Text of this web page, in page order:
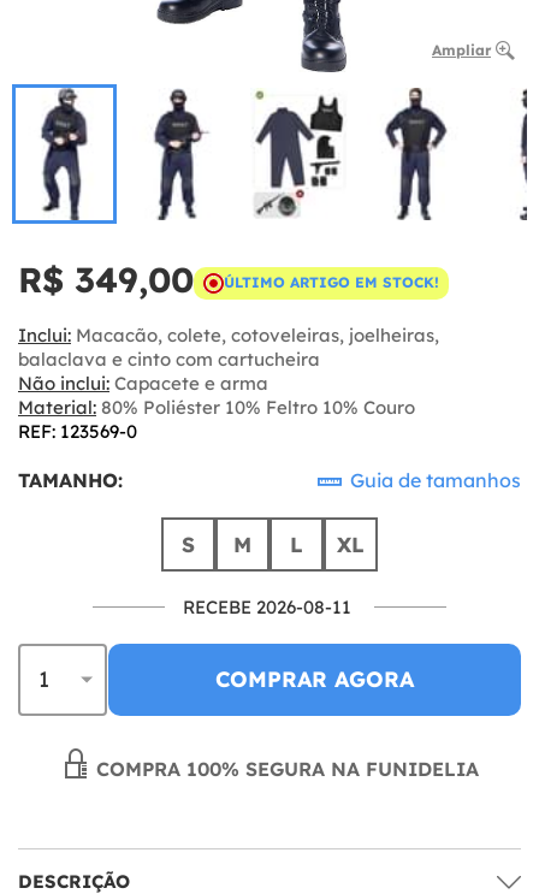
Ampliar
R$ 349,00 ÚLTIMO ARTIGO EM STOCK!
Inclui: Macacão, colete, cotoveleiras, joelheiras,
balaclava e cinto com cartucheira
Não inclui: Capacete e arma
Material: 80% Poliéster 10% Feltro 10% Couro
REF: 123569-0
TAMANHO: Guia de tamanhos
S M L XL
RECEBE 2026-08-11
COMPRAR AGORA
COMPRA 100% SEGURA NA FUNIDELIA
DESCRIÇÃO